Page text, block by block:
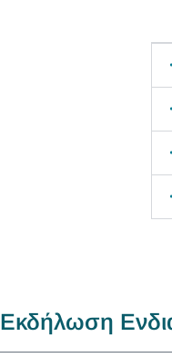
Εκδήλωση